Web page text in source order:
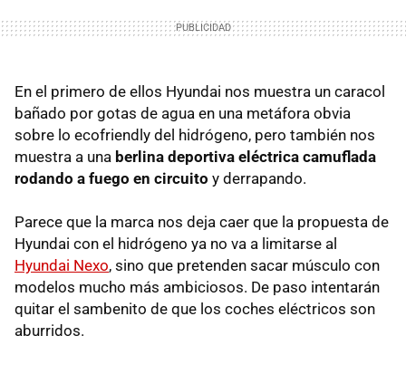
En el primero de ellos Hyundai nos muestra un caracol
bañado por gotas de agua en una metáfora obvia
sobre lo ecofriendly del hidrógeno, pero también nos
muestra a una berlina deportiva eléctrica camuflada
rodando a fuego en circuito y derrapando.
Parece que la marca nos deja caer que la propuesta de
Hyundai con el hidrógeno ya no va a limitarse al
Hyundai Nexo, sino que pretenden sacar músculo con
modelos mucho más ambiciosos. De paso intentarán
quitar el sambenito de que los coches eléctricos son
aburridos.